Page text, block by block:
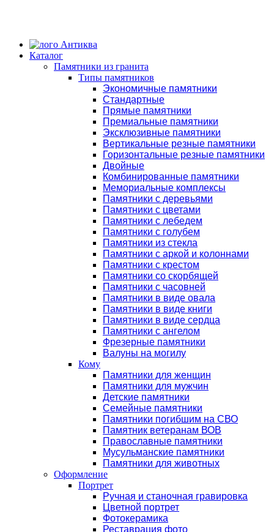
Каталог
Памятники из гранита
Типы памятников
Экономичные памятники
Стандартные
Прямые памятники
Премиальные памятники
Эксклюзивные памятники
Вертикальные резные памятники
Горизонтальные резные памятники
Двойные
Комбинированные памятники
Мемориальные комплексы
Памятники с деревьями
Памятники с цветами
Памятники с лебедем
Памятники с голубем
Памятники из стекла
Памятники с аркой и колоннами
Памятники с крестом
Памятники со скорбящей
Памятники с часовней
Памятники в виде овала
Памятники в виде книги
Памятники в виде сердца
Памятники с ангелом
Фрезерные памятники
Валуны на могилу
Кому
Памятники для женщин
Памятники для мужчин
Детские памятники
Семейные памятники
Памятники погибшим на СВО
Памятник ветеранам ВОВ
Православные памятники
Мусульманские памятники
Памятники для животных
Оформление
Портрет
Ручная и станочная гравировка
Цветной портрет
Фотокерамика
Реставрация фото